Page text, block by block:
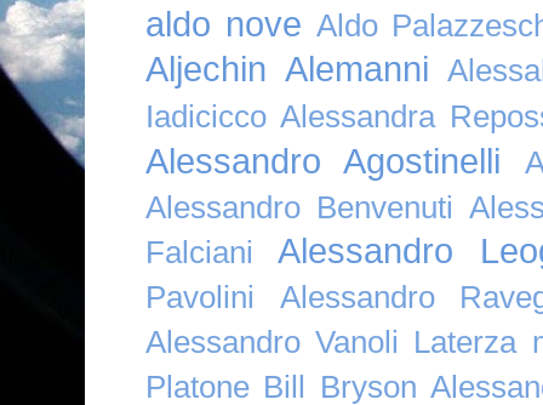
aldo nove Aldo
Aljechin Alemanni
Iadicicco Alessandra
Alessandro Agostinelli
Alessandro Benvenuti
Falciani
Alessandro
Pavolini
Alessandro
Alessandro Vanoli Laterza
Platone Bill Bryson